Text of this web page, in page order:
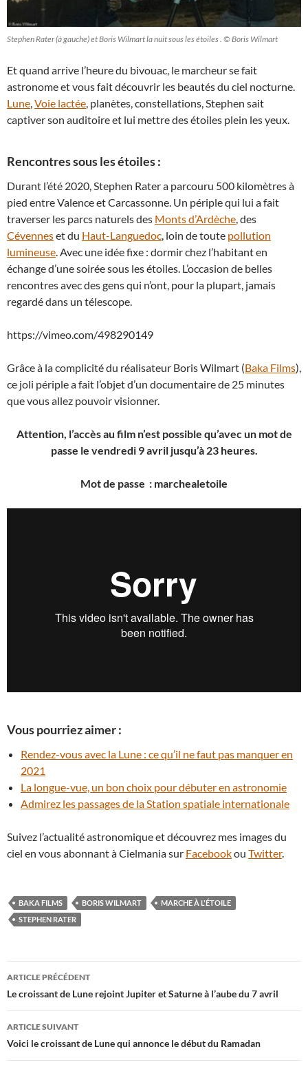
Stephen Rater (à gauche) et Boris Wilmart la nuit sous les étoiles . © Boris Wilmart
Et quand arrive l’heure du bivouac, le marcheur se fait
astronome et vous fait découvrir les beautés du ciel nocturne.
Lune Voie lactée , planètes, constellations, Stephen sait
captiver son auditoire et lui mettre des étoiles plein les yeux.
Rencontres sous les étoiles :
Durant l’été 2020, Stephen Rater a parcouru 500 kilomètres à
pied entre Valence et Carcassonne. Un périple qui lui a fait
traverser les parcs naturels des Monts d’Ardèche , des
Cévenneset du Haut-Languedoc , loin de toute pollution
lumineuse . Avec une idée fixe : dormir chez l’habitant en
échange d’une soirée sous les étoiles. L’occasion de belles
rencontres avec des gens qui n’ont, pour la plupart, jamais
regardé dans un télescope.
https://vimeo.com/498290149
Grâce à la complicité du réalisateur Boris Wilmart (Baka Films),
ce joli périple a fait l’objet d’un documentaire de 25 minutes
que vous allez pouvoir visionner.
Attention, l’accès au film n’est possible qu’avec un mot de
passe le vendredi 9 avril jusqu’à 23 heures.
Mot de passe : marchealetoile
Vous pourriez aimer :
Rendez-vous avec la Lune : ce qu’il ne faut pas manquer en
2021
La longue-vue, un bon choix pour débuter en astronomie
Admirez les passages de la Station spatiale internationale
Suivez l’actualité astronomique et découvrez mes images du
ciel en vous abonnant à Cielmania sur Facebookou Twitter.
BAKA FILMS BORIS WILMART
MARCHE À L'ÉTOILE
STEPHEN RATER
Navigation
des
articles
ARTICLE PRÉCÉDENT
Le croissant de Lune rejoint Jupiter et Saturne à l’aube du 7 avril
ARTICLE SUIVANT
Voici le croissant de Lune qui annonce le début du Ramadan